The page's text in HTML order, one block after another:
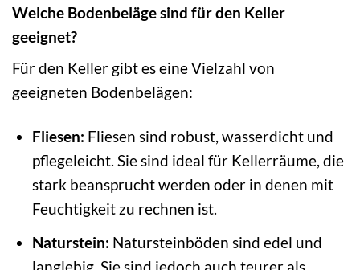
Welche Bodenbeläge sind für den Keller
geeignet?
Für den Keller gibt es eine Vielzahl von
geeigneten Bodenbelägen:
Fliesen: Fliesen sind robust, wasserdicht und
pflegeleicht. Sie sind ideal für Kellerräume, die
stark beansprucht werden oder in denen mit
Feuchtigkeit zu rechnen ist.
Naturstein: Natursteinböden sind edel und
langlebig. Sie sind jedoch auch teurer als